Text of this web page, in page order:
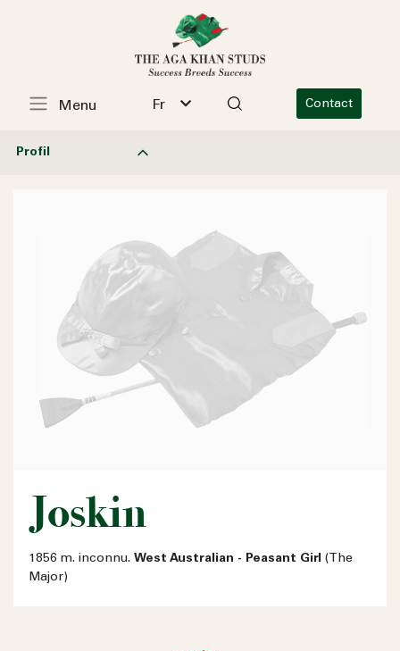
Fr Contact
Menu
Profil
Joskin
1856 m. inconnu. West Australian - Peasant Girl (The
Major)